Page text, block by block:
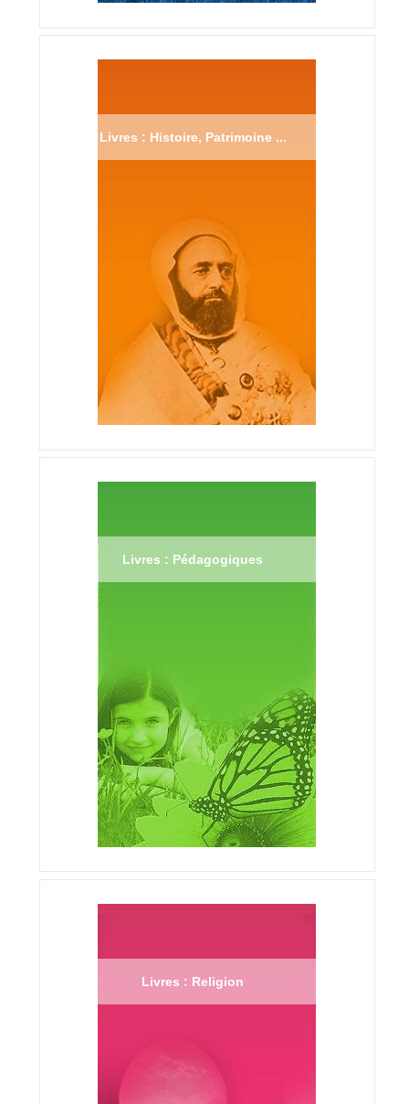
Livres : Histoire, Patrimoine ...
Livres : Pédagogiques
Livres : Religion